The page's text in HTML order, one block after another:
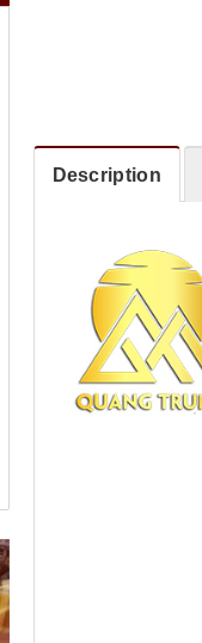
Description